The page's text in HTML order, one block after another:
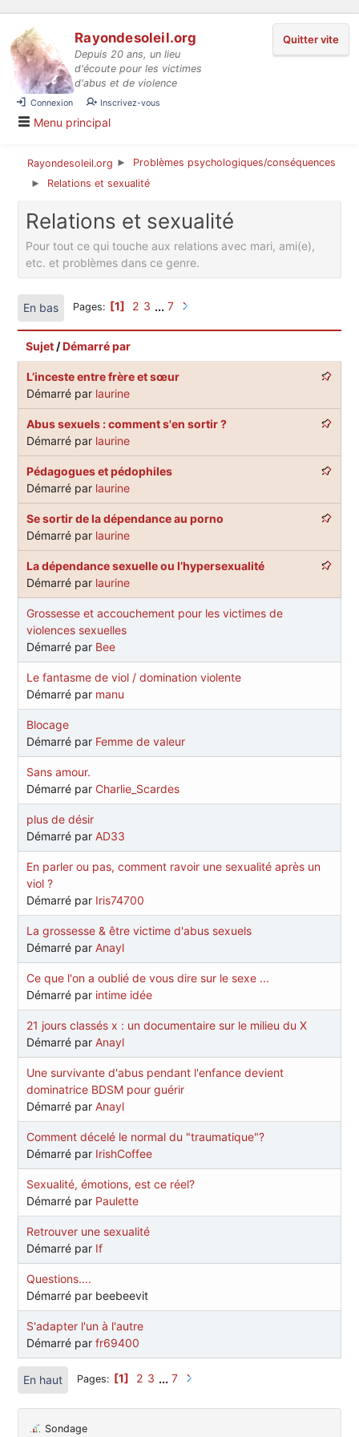
Quitter vite
Rayondesoleil.org
Depuis 20 ans, un lieu
d'écoute pour les victimes
d'abus et de violence
Connexion Inscrivez-vous
Menu principal
Rayondesoleil.org ► Problèmes psychologiques/conséquences
► Relations et sexualité
Relations et sexualité
Pour tout ce qui touche aux relations avec mari, ami(e),
etc. et problèmes dans ce genre.
En bas Pages 1 2 3 7
Sujet /Démarré par
L’inceste entre frère et sœur
Démarré par laurine
Abus sexuels : comment s'en sortir ?
Démarré par laurine
Pédagogues et pédophiles
Démarré par laurine
Se sortir de la dépendance au porno
Démarré par laurine
La dépendance sexuelle ou l’hypersexualité
Démarré par laurine
Grossesse et accouchement pour les victimes de
violences sexuelles
Démarré par Bee
Le fantasme de viol / domination violente
Démarré par manu
Blocage
Démarré par Femme de valeur
Sans amour.
Démarré par Charlie_Scardes
plus de désir
Démarré par AD33
En parler ou pas, comment ravoir une sexualité après un
viol ?
Démarré par Iris74700
La grossesse & être victime d'abus sexuels
Démarré par Anayl
Ce que l'on a oublié de vous dire sur le sexe ...
Démarré par intime idée
21 jours classés x : un documentaire sur le milieu du X
Démarré par Anayl
Une survivante d'abus pendant l'enfance devient
dominatrice BDSM pour guérir
Démarré par Anayl
Comment décelé le normal du "traumatique"?
Démarré par IrishCoffee
Sexualité, émotions, est ce réel?
Démarré par Paulette
Retrouver une sexualité
Démarré par If
Questions....
Démarré par beebeevit
S'adapter l'un à l'autre
Démarré par fr69400
En haut Pages 1 2 3 7
Sondage